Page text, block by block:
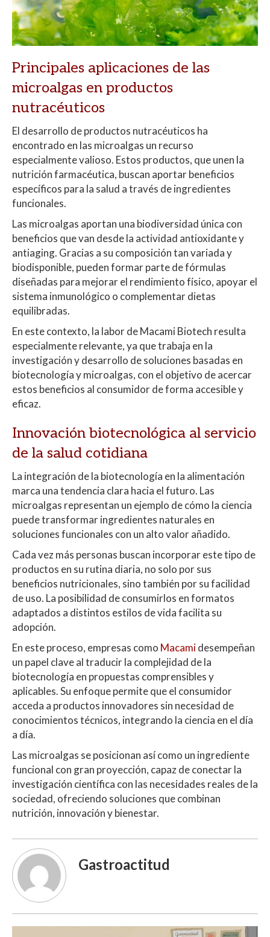
Principales aplicaciones de las
microalgas en productos
nutracéuticos
El desarrollo de productos nutracéuticos ha
encontrado en las microalgas un recurso
especialmente valioso. Estos productos, que unen la
nutrición farmacéutica, buscan aportar beneficios
específicos para la salud a través de ingredientes
funcionales.
Las microalgas aportan una biodiversidad única con
beneficios que van desde la actividad antioxidante y
antiaging. Gracias a su composición tan variada y
biodisponible, pueden formar parte de fórmulas
diseñadas para mejorar el rendimiento físico, apoyar el
sistema inmunológico o complementar dietas
equilibradas.
En este contexto, la labor de Macami Biotech resulta
especialmente relevante, ya que trabaja en la
investigación y desarrollo de soluciones basadas en
biotecnología y microalgas, con el objetivo de acercar
estos beneficios al consumidor de forma accesible y
eficaz.
Innovación biotecnológica al servicio
de la salud cotidiana
La integración de la biotecnología en la alimentación
marca una tendencia clara hacia el futuro. Las
microalgas representan un ejemplo de cómo la ciencia
puede transformar ingredientes naturales en
soluciones funcionales con un alto valor añadido.
Cada vez más personas buscan incorporar este tipo de
productos en su rutina diaria, no solo por sus
beneficios nutricionales, sino también por su facilidad
de uso. La posibilidad de consumirlos en formatos
adaptados a distintos estilos de vida facilita su
adopción.
En este proceso, empresas como Macamidesempeñan
un papel clave al traducir la complejidad de la
biotecnología en propuestas comprensibles y
aplicables. Su enfoque permite que el consumidor
acceda a productos innovadores sin necesidad de
conocimientos técnicos, integrando la ciencia en el día
a día.
Las microalgas se posicionan así como un ingrediente
funcional con gran proyección, capaz de conectar la
investigación científica con las necesidades reales de la
sociedad, ofreciendo soluciones que combinan
nutrición, innovación y bienestar.
Gastroactitud